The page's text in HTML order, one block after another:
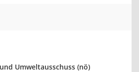
Umweltausschuss (nö)